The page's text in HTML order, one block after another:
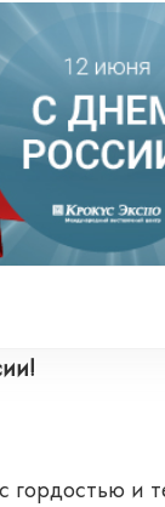
гордостью и